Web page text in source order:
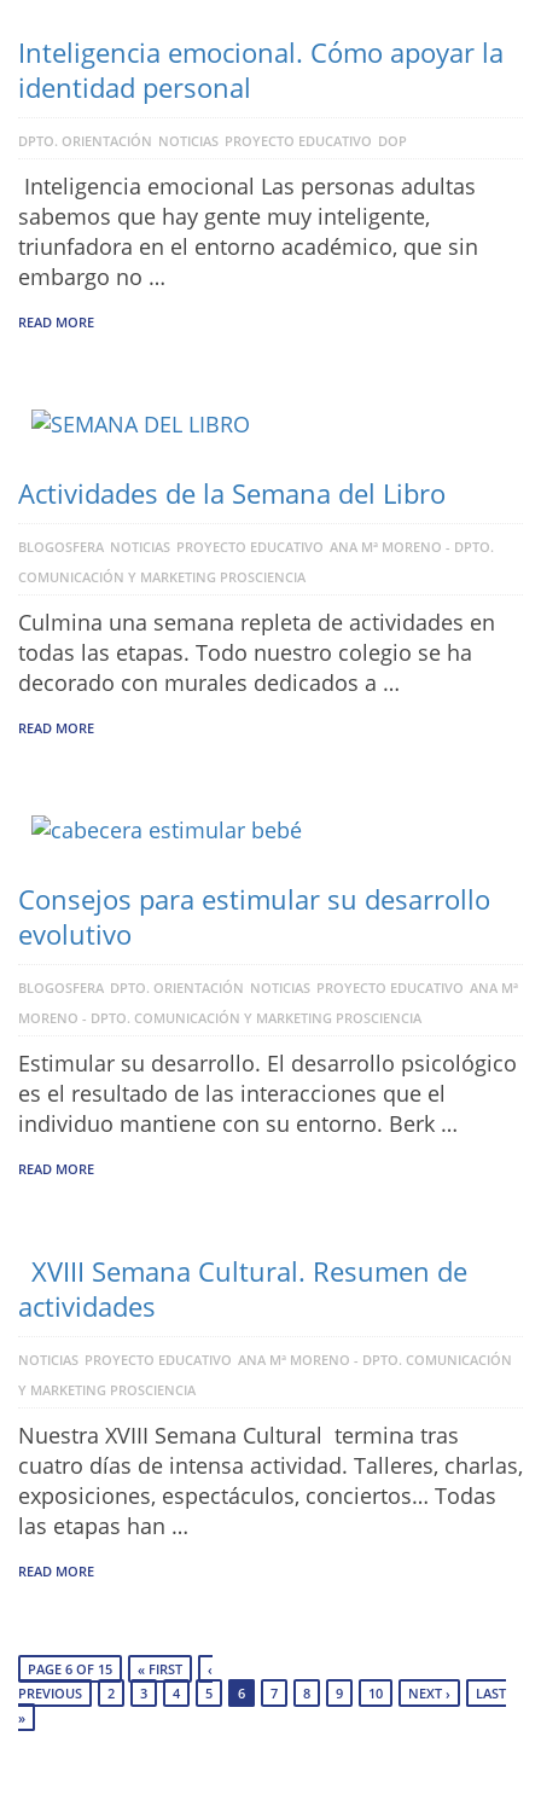
Inteligencia emocional. Cómo apoyar la
identidad personal
DPTO. ORIENTACIÓN NOTICIAS PROYECTO EDUCATIVO DOP
Inteligencia emocional Las personas adultas
sabemos que hay gente muy inteligente,
triunfadora en el entorno académico, que sin
embargo no …
READ MORE
Actividades de la Semana del Libro
BLOGOSFERA NOTICIAS PROYECTO EDUCATIVO ANA Mª MORENO - DPTO.
COMUNICACIÓN Y MARKETING PROSCIENCIA
Culmina una semana repleta de actividades en
todas las etapas. Todo nuestro colegio se ha
decorado con murales dedicados a …
READ MORE
Consejos para estimular su desarrollo
evolutivo
BLOGOSFERA DPTO. ORIENTACIÓN NOTICIAS PROYECTO EDUCATIVO ANA Mª
MORENO - DPTO. COMUNICACIÓN Y MARKETING PROSCIENCIA
Estimular su desarrollo. El desarrollo psicológico
es el resultado de las interacciones que el
individuo mantiene con su entorno. Berk …
READ MORE
XVIII Semana Cultural. Resumen de
actividades
NOTICIAS PROYECTO EDUCATIVO ANA Mª MORENO - DPTO. COMUNICACIÓN
Y MARKETING PROSCIENCIA
Nuestra XVIII Semana Cultural termina tras
cuatro días de intensa actividad. Talleres, charlas,
exposiciones, espectáculos, conciertos… Todas
las etapas han …
READ MORE
PAGE 6 OF 15 « FIRST
‹
PREVIOUS
2 3 4 5 6 7 8 9 10 NEXT ›
LAST
»